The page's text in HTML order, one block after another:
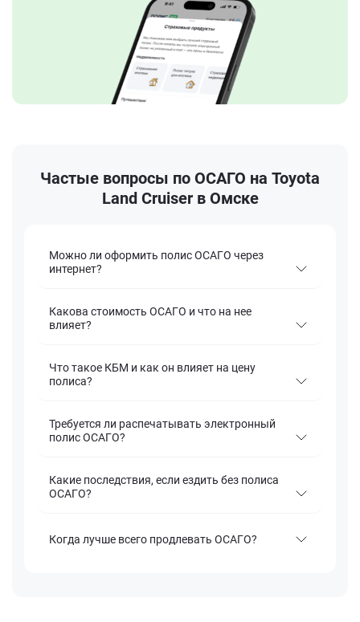
Частые вопросы по ОСАГО на Toyota
Land Cruiser в Омске
Можно ли оформить полис ОСАГО через
интернет?
Какова стоимость ОСАГО и что на нее
влияет?
Что такое КБМ и как он влияет на цену
полиса?
Требуется ли распечатывать электронный
полис ОСАГО?
Какие последствия, если ездить без полиса
ОСАГО?
Когда лучше всего продлевать ОСАГО?